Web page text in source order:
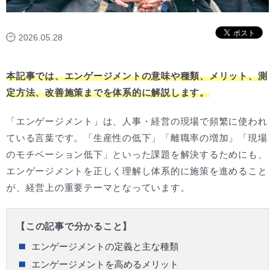
2026.05.28
本記事では、エンゲージメントの意味や種類、メリット、測
定方法、改善施策までを体系的に解説します。
「エンゲージメント」は、人事・経営の現場で頻繁に使われ
ている言葉です。「生産性の低下」「離職率の増加」「現場
のモチベーション低下」といった課題を解決するためにも、
エンゲージメントを正しく理解し体系的に施策を進めること
が、経営上の重要テーマとなっています。
【この記事で分かること】
エンゲージメントの定義と主な種類
エンゲージメントを高めるメリット